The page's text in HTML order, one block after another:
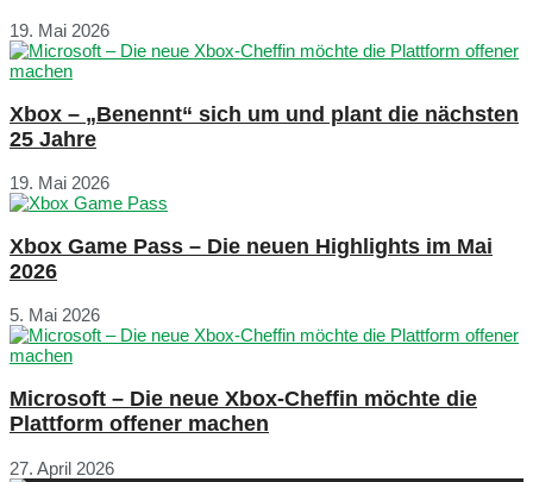
19. Mai 2026
Xbox – „Benennt“ sich um und plant die nächsten
25 Jahre
19. Mai 2026
Xbox Game Pass – Die neuen Highlights im Mai
2026
5. Mai 2026
Microsoft – Die neue Xbox-Cheffin möchte die
Plattform offener machen
27. April 2026